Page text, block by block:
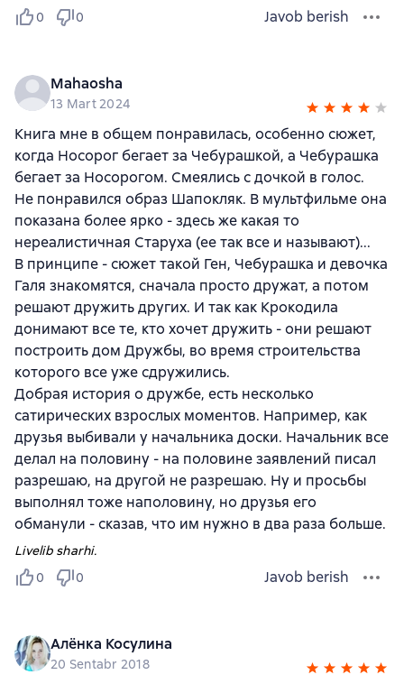
0
0 Javob berish
Mahaosha
13 Mart 2024
Книга мне в общем понравилась, особенно сюжет,
когда Носорог бегает за Чебурашкой, а Чебурашка
бегает за Носорогом. Смеялись с дочкой в голос.
Не понравился образ Шапокляк. В мультфильме она
показана более ярко - здесь же какая то
нереалистичная Старуха (ее так все и называют)...
В принципе - сюжет такой Ген, Чебурашка и девочка
Галя знакомятся, сначала просто дружат, а потом
решают дружить других. И так как Крокодила
донимают все те, кто хочет дружить - они решают
построить дом Дружбы, во время строительства
которого все уже сдружились.
Добрая история о дружбе, есть несколько
сатирических взрослых моментов. Например, как
друзья выбивали у начальника доски. Начальник все
делал на половину - на половине заявлений писал
разрешаю, на другой не разрешаю. Ну и просьбы
выполнял тоже наполовину, но друзья его
обманули - сказав, что им нужно в два раза больше.
Livelib sharhi.
0
0 Javob berish
Алёнка Косулина
20 Sentabr 2018